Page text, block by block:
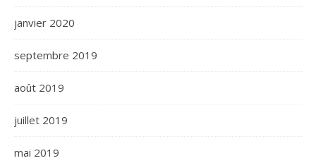
janvier 2020
septembre 2019
août 2019
juillet 2019
mai 2019